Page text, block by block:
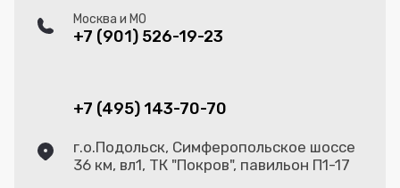
Москва и МО
+7 (901) 526-19-23
+7 (495) 143-70-70
г.о.Подольск, Симферопольское шоссе
36 км, вл1, ТК "Покров", павильон П1-17